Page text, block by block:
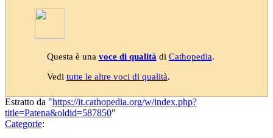
Questa è una voce di qualità di Cathopedia.
Vedi tutte le altre voci di qualità.
Estratto da "https://it.cathopedia.org/w/index.php?
title=Patena&oldid=587850"
Categorie: